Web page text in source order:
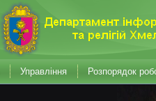
Управління Розпорядок